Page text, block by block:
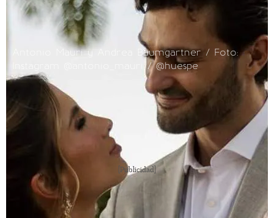
Antonio Mauri y Andrea Baumgartner / Foto:
Instagram @antonio_mauri / @huespe
[Publicidad]